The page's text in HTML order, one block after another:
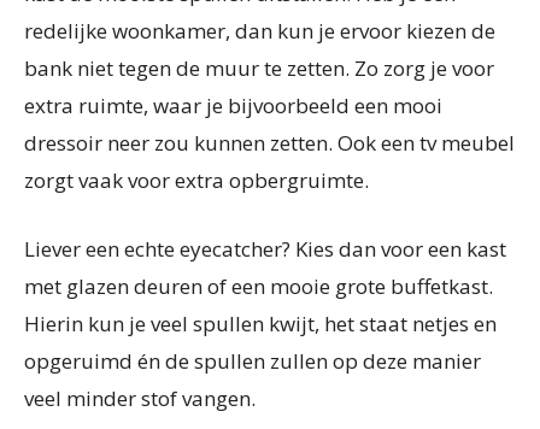
redelijke woonkamer, dan kun je ervoor kiezen de
bank niet tegen de muur te zetten. Zo zorg je voor
extra ruimte, waar je bijvoorbeeld een mooi
dressoir neer zou kunnen zetten. Ook een tv meubel
zorgt vaak voor extra opbergruimte.
Liever een echte eyecatcher? Kies dan voor een kast
met glazen deuren of een mooie grote buffetkast.
Hierin kun je veel spullen kwijt, het staat netjes en
opgeruimd én de spullen zullen op deze manier
veel minder stof vangen.